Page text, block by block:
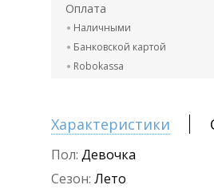
Оплата
Наличными
Банковской картой
Robokassa
Характеристики
Пол: Девочка
Сезон: Лето